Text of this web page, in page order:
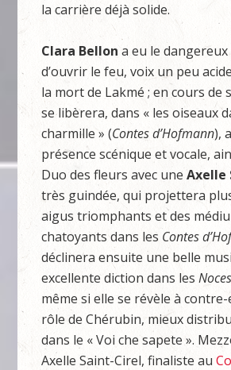
la carrière déjà solide.
Clara Bellon a eu le
d’ouvrir le feu, voix un peu
la mort de Lakmé ; en cours de
se libèrera, dans « les oiseaux
charmille » (Contes d’Hofmann),
présence scénique et vocale,
Duo des fleurs avec uneAxelle
très guindée, qui projettera
aigus triomphants et des
chatoyants dans les Contes
déclinera ensuite une belle
excellente diction dans les
même si elle se révèle à
rôle de Chérubin, mieux
dans le « Voi che sapete ».
Axelle Saint-Cirel, finaliste au